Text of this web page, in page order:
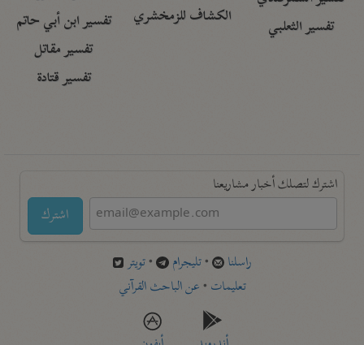
تفسير الثعلبي
الكشاف للزمخشري
تفسير ابن أبي حاتم
تفسير مقاتل
تفسير قتادة
اشترك لتصلك أخبار مشاريعنا
اشترك
راسلنا •تليجرام •تويتر
تعليمات •عن الباحث القرآني